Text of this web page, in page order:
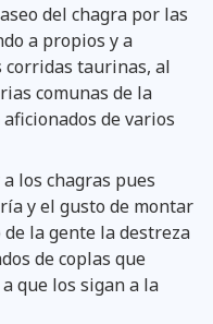
del chagra por las
a propios y a
taurinas, al
comunas de la
de varios
los chagras pues
y el gusto de montar
la gente la destreza
de coplas que
que los sigan a la